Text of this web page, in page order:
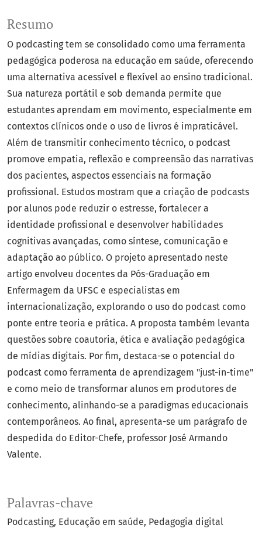
Palavras-chave
Podcasting Educação em saúde Pedagogia digital
Resumo
O podcasting tem se consolidado como uma ferramenta
pedagógica poderosa na educação em saúde, oferecendo
uma alternativa acessível e flexível ao ensino tradicional.
Sua natureza portátil e sob demanda permite que
estudantes aprendam em movimento, especialmente em
contextos clínicos onde o uso de livros é impraticável.
Além de transmitir conhecimento técnico, o podcast
promove empatia, reflexão e compreensão das narrativas
dos pacientes, aspectos essenciais na formação
profissional. Estudos mostram que a criação de podcasts
por alunos pode reduzir o estresse, fortalecer a
identidade profissional e desenvolver habilidades
cognitivas avançadas, como síntese, comunicação e
adaptação ao público. O projeto apresentado neste
artigo envolveu docentes da Pós-Graduação em
Enfermagem da UFSC e especialistas em
internacionalização, explorando o uso do podcast como
ponte entre teoria e prática. A proposta também levanta
questões sobre coautoria, ética e avaliação pedagógica
de mídias digitais. Por fim, destaca-se o potencial do
podcast como ferramenta de aprendizagem "just-in-time"
e como meio de transformar alunos em produtores de
conhecimento, alinhando-se a paradigmas educacionais
contemporâneos. Ao final, apresenta-se um parágrafo de
despedida do Editor-Chefe, professor José Armando
Valente.